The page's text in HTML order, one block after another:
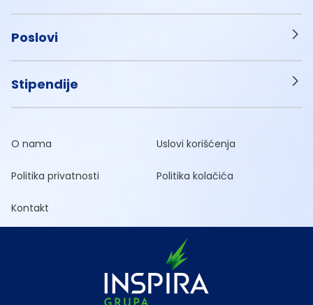
Poslovi
Stipendije
O nama Uslovi korišćenja
Politika privatnosti Politika kolačića
Kontakt